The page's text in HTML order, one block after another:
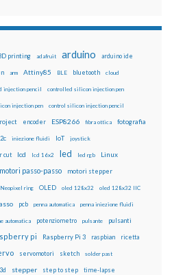
printing adafruit arduino arduino ide
arm Attiny85 BLE bluetooth cloud
injection pencil controlled silicon injection pen
injection pen control silicon injection pencil
encoder ESP8266 fibra ottica fotografia
iniezione fluidi IoT joystick
cut lcd lcd 16x2 led led rgb Linux
motori passo-passo motori stepper
Neopixel ring OLED oled 128x32 oled 128x32 IIC
pcb penna automatica penna iniezione fluidi
automatica potenziometro pulsante pulsanti
pi Raspberry Pi 3 raspbian ricetta
servomotori sketch solder past
stepper step to step time-lapse